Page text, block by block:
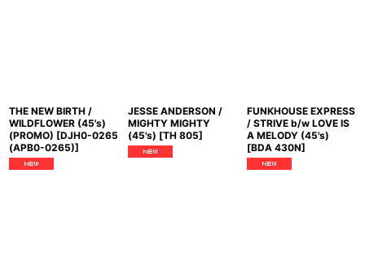
THE NEW BIRTH /
WILDFLOWER (45's)
(PROMO) [DJH0-0265
(APB0-0265)]
JESSE ANDERSON /
MIGHTY MIGHTY
(45's) [TH 805]
FUNKHOUSE EXPRESS
/ STRIVE b/w LOVE IS
A MELODY (45's)
[BDA 430N]